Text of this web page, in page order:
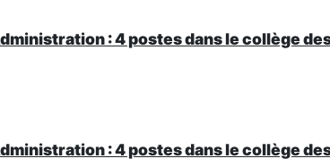
: 4 postes dans le collège
: 4 postes dans le collège